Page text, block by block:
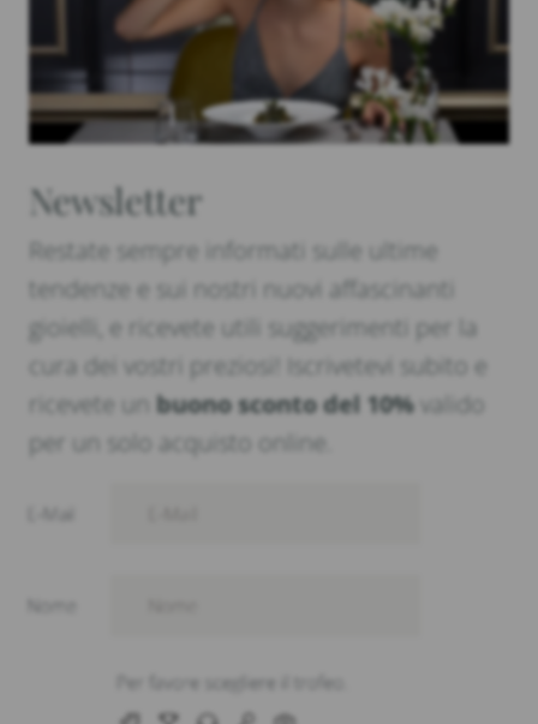
Newsletter
Restate sempre informati sulle ultime
tendenze e sui nostri nuovi affascinanti
gioielli, e ricevete utili suggerimenti per la
cura dei vostri preziosi! Iscrivetevi subito e
ricevete un buono sconto del 10%valido
per un solo acquisto online.